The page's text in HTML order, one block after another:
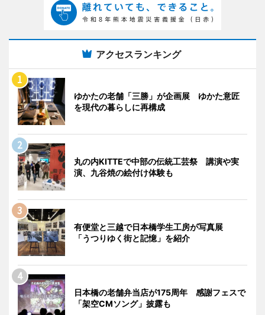
アクセスランキング
ゆかたの老舗「三勝」が企画展 ゆかた意匠
を現代の暮らしに再構成
丸の内KITTEで中部の伝統工芸祭 講演や実
演、九谷焼の絵付け体験も
有便堂と三越で日本橋学生工房が写真展
「うつりゆく街と記憶」を紹介
日本橋の老舗弁当店が175周年 感謝フェスで
「架空CMソング」披露も